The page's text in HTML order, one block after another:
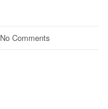
No Comments